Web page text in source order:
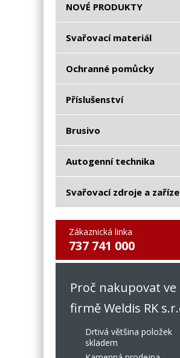
NOVÉ PRODUKTY
Svařovací materiál
Ochranné pomůcky
Příslušenství
Brusivo
Autogenní technika
Svařovací zdroje a
Zákaznická linka
737 741 000
Proč nakupovat ve
firmě Weldis RK
Drtivá většina položek
skladem